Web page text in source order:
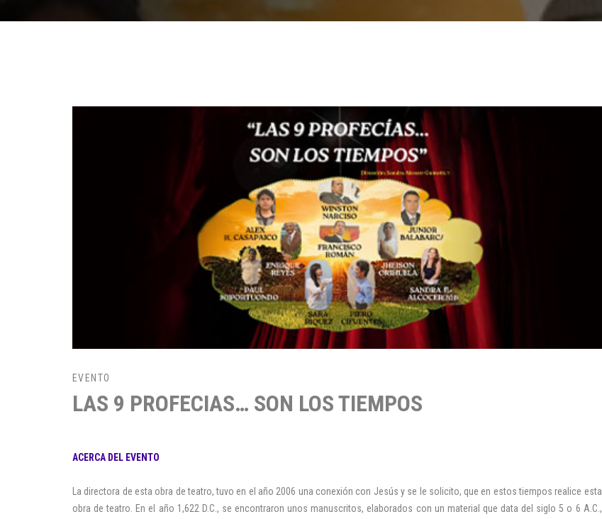
EVENTO
LAS 9 PROFECIAS… SON LOS TIEMPOS
ACERCA DEL EVENTO
La directora de esta obra de teatro, tuvo en el año 2006 una conexión con Jesús y se le solicito, que en estos tiempos realice esta
obra de teatro. En el año 1,622 D.C., se encontraron unos manuscritos, elaborados con un material que data del siglo 5 o 6 A.C.,